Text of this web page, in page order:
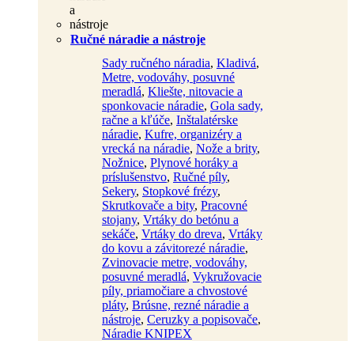
Ručné náradie a nástroje
Sady ručného náradia, Kladivá,
Metre, vodováhy, posuvné
meradlá, Kliešte, nitovacie a
sponkovacie náradie, Gola sady,
račne a kľúče, Inštalatérske
náradie, Kufre, organizéry a
vrecká na náradie, Nože a brity,
Nožnice, Plynové horáky a
príslušenstvo, Ručné píly,
Sekery, Stopkové frézy,
Skrutkovače a bity, Pracovné
stojany, Vrtáky do betónu a
sekáče, Vrtáky do dreva, Vrtáky
do kovu a závitorezé náradie,
Zvinovacie metre, vodováhy,
posuvné meradlá, Vykružovacie
píly, priamočiare a chvostové
pláty, Brúsne, rezné náradie a
nástroje, Ceruzky a popisovače,
Náradie KNIPEX